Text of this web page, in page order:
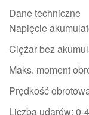
Dane techniczne
Napięcie
Ciężar bez
Maks. moment
Prędkość
Liczba udarów: 0-